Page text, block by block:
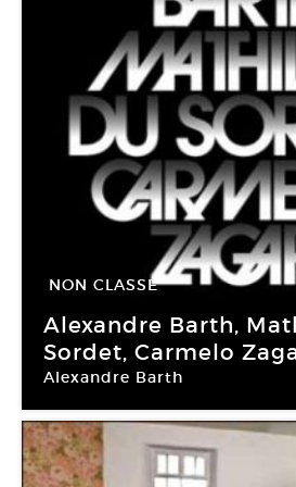
NON CLASSÉ
05 Juin - 24 Juil
Alexandre Barth,
Sordet, Carmelo
Alexandre Barth